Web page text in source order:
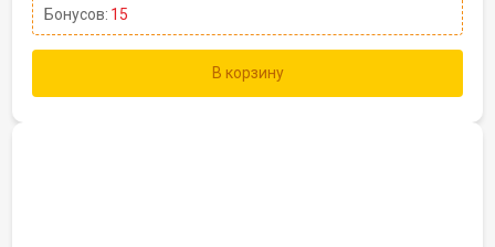
Бонусов: 15
В корзину